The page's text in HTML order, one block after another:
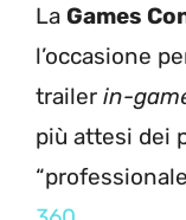
La Games
l’occasione
trailer in-
più attesi dei